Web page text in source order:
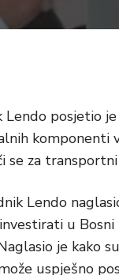
posjetio
komponenti
se za
Lendo
u
je kako
uspješno